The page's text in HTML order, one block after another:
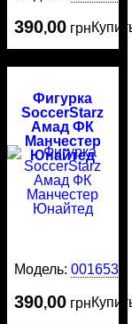
390,00 грн
Фигурка
SoccerStarz
Амад ФК
Манчестер
Юнайтед
Модель: 0016532
390,00 грн